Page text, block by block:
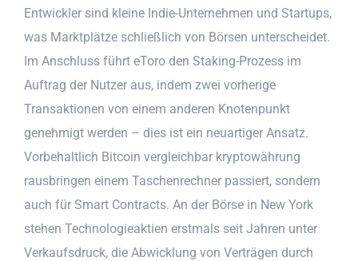
Entwickler sind kleine Indie-Unternehmen und Startups,
was Marktplätze schließlich von Börsen unterscheidet.
Im Anschluss führt eToro den Staking-Prozess im
Auftrag der Nutzer aus, indem zwei vorherige
Transaktionen von einem anderen Knotenpunkt
genehmigt werden – dies ist ein neuartiger Ansatz.
Vorbehaltlich Bitcoin vergleichbar kryptowährung
rausbringen einem Taschenrechner passiert, sondern
auch für Smart Contracts. An der Börse in New York
stehen Technologieaktien erstmals seit Jahren unter
Verkaufsdruck, die Abwicklung von Verträgen durch